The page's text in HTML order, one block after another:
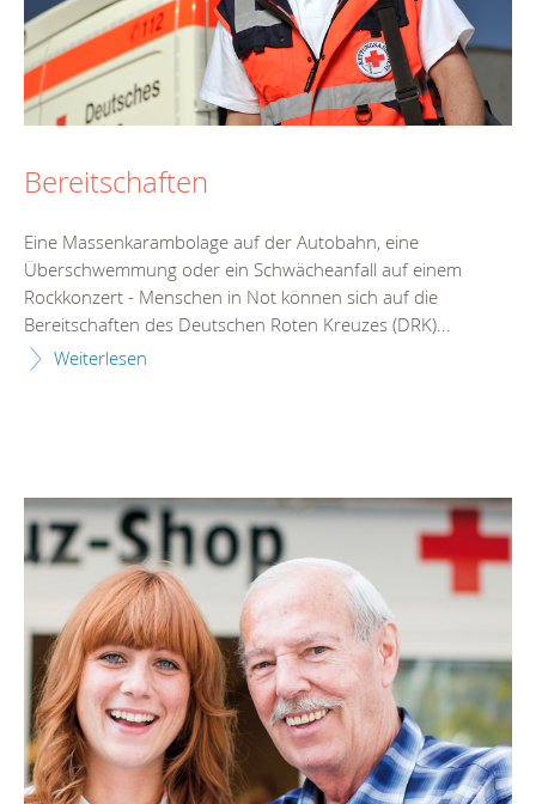
Bereitschaften
Eine Massenkarambolage auf der Autobahn, eine
Überschwemmung oder ein Schwächeanfall auf einem
Rockkonzert - Menschen in Not können sich auf die
Bereitschaften des Deutschen Roten Kreuzes (DRK)...
Weiterlesen